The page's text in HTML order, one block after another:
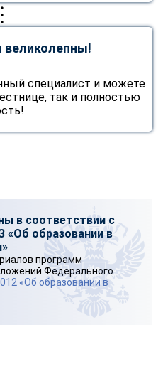
специалист и можете
так и полностью
в соответствии с
образовании в
программ
Федерального
«Об образовании в